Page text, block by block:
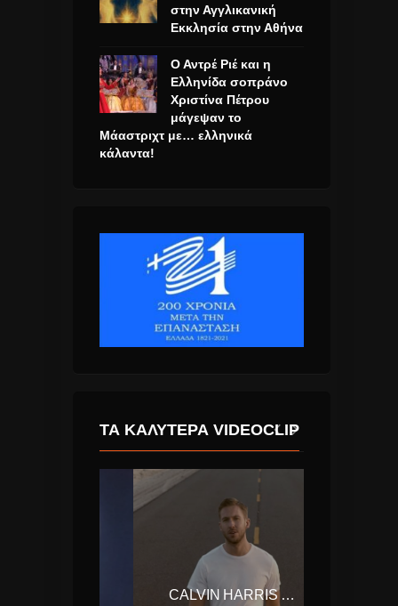
στην Αγγλικανική
Εκκλησία στην Αθήνα
Ο Αντρέ Ριέ και η
Ελληνίδα σοπράνο
Χριστίνα Πέτρου
μάγεψαν το
Μάαστριχτ με… ελληνικά
κάλαντα!
ΤΑ ΚΑΛΎΤΕΡΑ VIDEOCLIP
CALVIN HARRIS – MY WAY